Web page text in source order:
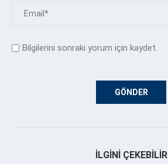
Bilgilerini sonraki yorum için kaydet.
İLGINI ÇEKEBILIR